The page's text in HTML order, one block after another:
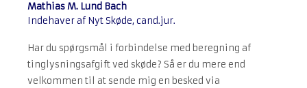
Mathias M. Lund Bach
Indehaver af Nyt Skøde, cand.jur.
Har du spørgsmål i forbindelse med beregning af
tinglysningsafgift ved skøde? Så er du mere end
velkommen til at sende mig en besked via